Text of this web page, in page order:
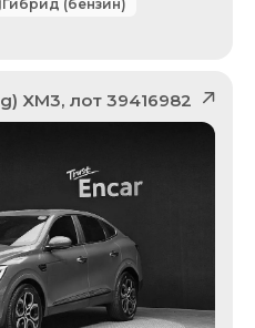
Гибрид (бензин)
XM3, лот 39416982